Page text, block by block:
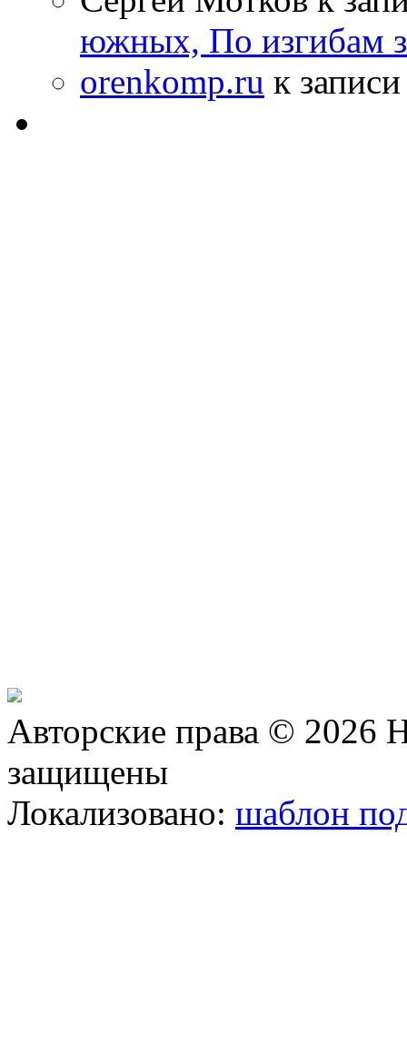
южных, По изгибам
orenkomp.ru к
Авторские права © 2026
защищены
Локализовано: шаблон